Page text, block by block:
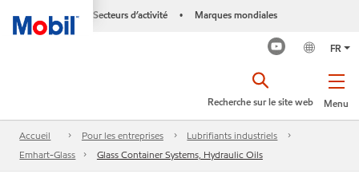
Secteurs d’activité • Marques mondiales
FR
Menu
Recherche sur le site web
Accueil Pour les entreprises
Lubrifiants industriels
Emhart-Glass
Glass Container Systems, Hydraulic Oils